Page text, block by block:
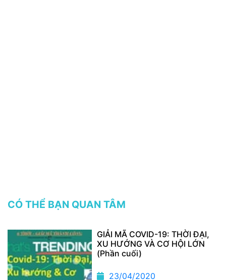
CÓ THỂ BẠN QUAN TÂM
GIẢI MÃ COVID-19: THỜI ĐẠI,
XU HƯỚNG VÀ CƠ HỘI LỚN
(Phần cuối)
23/04/2020